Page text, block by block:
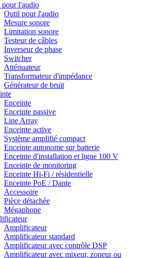
l'audio
Outil pour l'audio
Mesure sonore
Limitation sonore
Testeur de câbles
Inverseur de phase
Switcher
Atténuateur
Transformateur d'impédance
Générateur de bruit
Enceinte
Enceinte passive
Line Array
Enceinte active
Système amplifié compact
Enceinte autonome sur batterie
Enceinte d'installation et ligne 100 V
Enceinte de monitoring
Enceinte Hi-Fi / résidentielle
Enceinte PoE / Dante
Accessoire
Pièce détachée
Mégaphone
Amplificateur
Amplificateur standard
Amplificateur avec contrôle DSP
Amplificateur avec mixeur, zoneur ou